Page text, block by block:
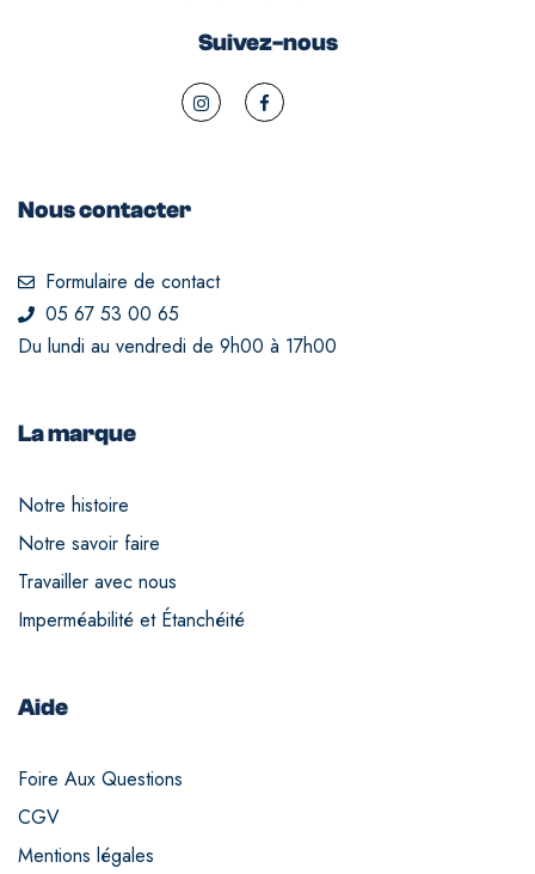
Suivez-nous
Nous contacter
Formulaire de contact
05 67 53 00 65
Du lundi au vendredi de 9h00 à 17h00
La marque
Notre histoire
Notre savoir faire
Travailler avec nous
Imperméabilité et Étanchéité
Aide
Foire Aux Questions
CGV
Mentions légales